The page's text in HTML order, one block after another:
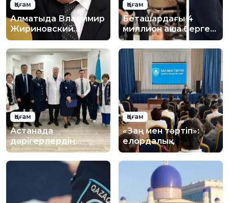
Қоғам
Алматыда Владимир
Жириновский
құрметіне естелік
тақта орнату
ұсынылды
Қоғам
Беташардағы 4
миллион ақша берген
кәсіпкер кім?
Қоғам
Астанада
дәрігерлердің
қауіпсіздігі
күшейтілуде
Қоғам
«Заң мен тәртіп»:
елордалық
оқушыларға цифрлық
қауіпсіздік бойынша
лекция өтті